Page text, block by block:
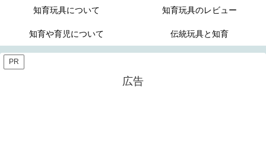
知育玩具について 知育玩具のレビュー
知育や育児について 伝統玩具と知育
PR
広告